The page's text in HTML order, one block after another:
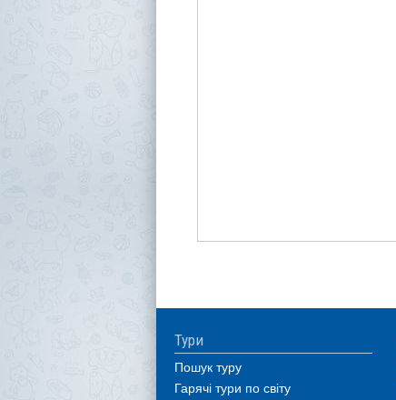
Тури
Пошук туру
Гарячі тури по світу